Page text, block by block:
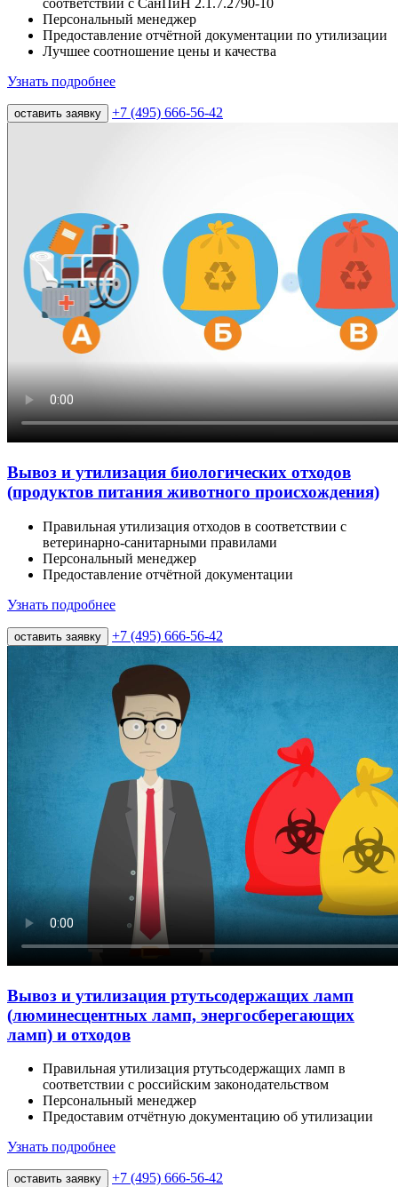
соответствии с СанПиН 2.1.7.2790-10
Персональный менеджер
Предоставление отчётной документации по утилизации
Лучшее соотношение цены и качества
Узнать подробнее
оставить заявку +7 (495) 666-56-42
Вывоз и утилизация биологических отходов
(продуктов питания животного происхождения)
Правильная утилизация отходов в соответствии с
ветеринарно-санитарными правилами
Персональный менеджер
Предоставление отчётной документации
Узнать подробнее
оставить заявку +7 (495) 666-56-42
Вывоз и утилизация ртутьсодержащих ламп
(люминесцентных ламп, энергосберегающих
ламп) и отходов
Правильная утилизация ртутьсодержащих ламп в
соответствии с российским законодательством
Персональный менеджер
Предоставим отчётную документацию об утилизации
Узнать подробнее
оставить заявку +7 (495) 666-56-42